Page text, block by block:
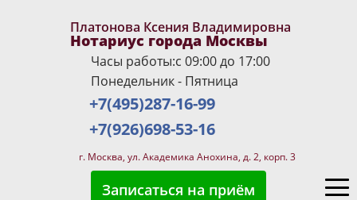
Платонова Ксения Владимировна
Нотариус города Москвы
Часы работы:с 09:00 до 17:00
Понедельник - Пятница
+7(495)287-16-99
+7(926)698-53-16
г. Москва, ул. Академика Анохина, д. 2, корп. 3
Записаться на приём